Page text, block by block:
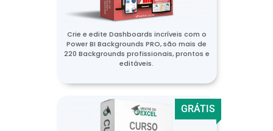
Crie e edite Dashboards incríveis com o
Power BI Backgrounds PRO, são mais de
220 Backgrounds profissionais, prontos e
editáveis.
GRÁTIS